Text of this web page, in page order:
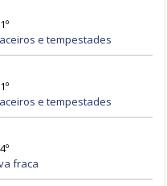
e tempestades
e tempestades
fraca